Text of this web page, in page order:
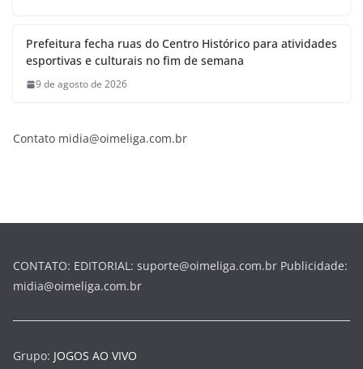
Prefeitura fecha ruas do Centro Histórico para atividades
esportivas e culturais no fim de semana
9 de agosto de 2026
Contato midia@oimeliga.com.br
CONTATO: EDITORIAL: suporte@oimeliga.com.br Publicidade:
midia@oimeliga.com.br
Grupo: JOGOS AO VIVO